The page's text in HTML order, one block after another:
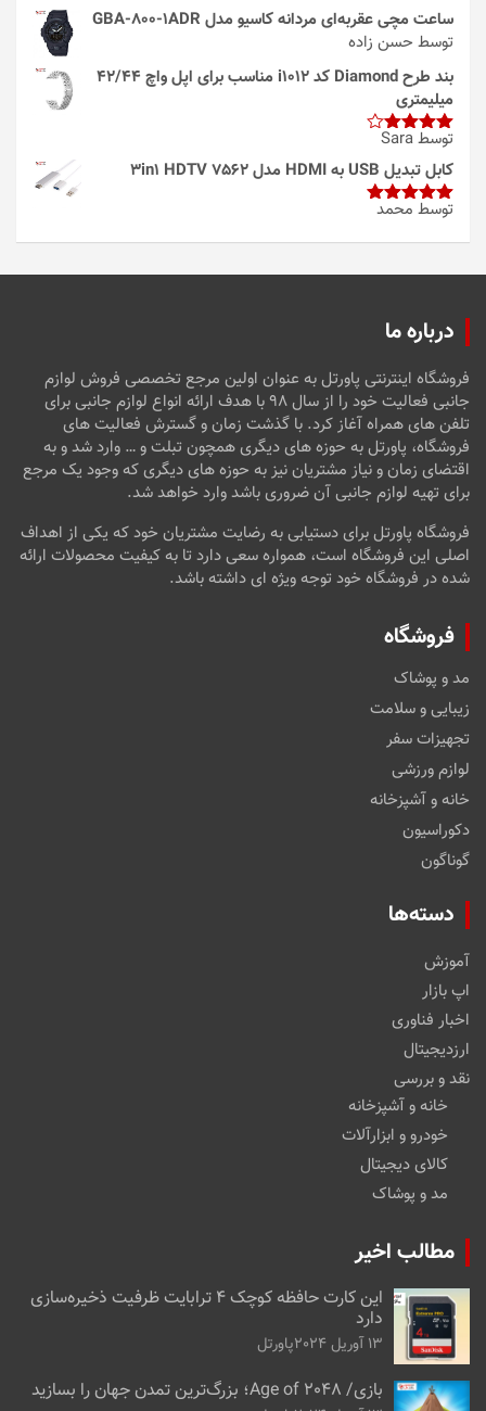
ساعت مچی عقربه‌ای مردانه کاسیو مدل GBA-800-1ADR
توسط حسن زاده
بند طرح Diamond کد i1012 مناسب برای اپل واچ 42/44
میلیمتری
امتیاز4
از 5
توسط Sara
کابل تبدیل USB به HDMI مدل 3in1 HDTV 7562
امتیاز5از
توسط محمد
درباره ما
فروشگاه اینترنتی پاورتل به عنوان اولین مرجع تخصصی فروش لوازم
جانبی فعالیت خود را از سال ۹۸ با هدف ارائه انواع لوازم جانبی برای
تلفن های همراه آغاز کرد. با گذشت زمان و گسترش فعالیت های
فروشگاه، پاورتل به حوزه های دیگری همچون تبلت و … وارد شد و به
اقتضای زمان و نیاز مشتریان نیز به حوزه های دیگری که وجود یک مرجع
برای تهیه لوازم جانبی آن ضروری باشد وارد خواهد شد.
فروشگاه پاورتل برای دستیابی به رضایت مشتریان خود که یکی از اهداف
اصلی این فروشگاه است، همواره سعی دارد تا به کیفیت محصولات ارائه
شده در فروشگاه خود توجه ویژه ای داشته باشد.
فروشگاه
مد و پوشاک
زیبایی و سلامت
تجهیزات سفر
لوازم ورزشی
خانه و آشپزخانه
دکوراسیون
گوناگون
دسته‌ها
آموزش
اپ بازار
اخبار فناوری
ارزدیجیتال
نقد و بررسی
خانه و آشپزخانه
خودرو و ابزارآلات
کالای دیجیتال
مد و پوشاک
مطالب اخیر
این کارت حافظه کوچک ۴ ترابایت ظرفیت ذخیره‌سازی
دارد
13 آوریل 2024 پاورتل
بازی/ Age of 2048؛ بزرگ‌ترین تمدن جهان را بسازید